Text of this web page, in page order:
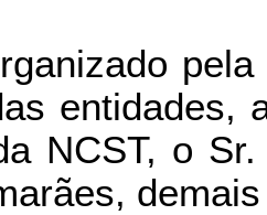
entidades,
NCST, o